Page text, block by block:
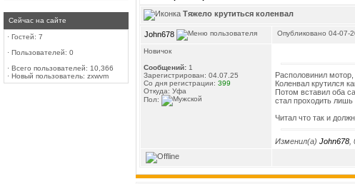
Сейчас на сайте
· Гостей: 7
· Пользователей: 0
· Всего пользователей: 10,366
· Новый пользователь: zxwvm
Тяжело крутиться коленвал
John678 Опубликовано 04-07-
Новичок
Сообщений: 1
Зарегистрирован: 04.07.25
Со дня регистрации: 399
Откуда: Уфа
Пол:
Располовинил
Коленвал крутился
Потом вставил оба
стал проходить лишь
Читал что так и
Изменил(а) John678